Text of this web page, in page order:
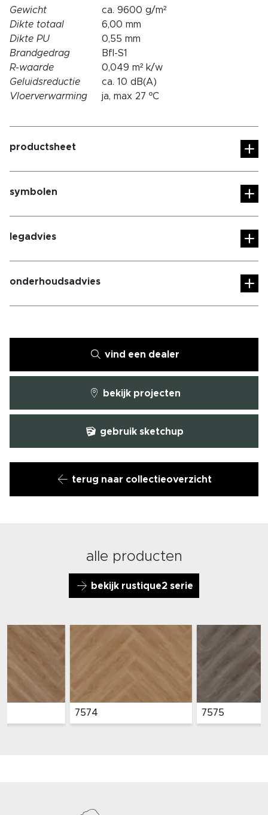
Gewicht
ca. 9600 g/m²
Dikte totaal
6,00 mm
Dikte PU
0,55 mm
Brandgedrag
Bfl-S1
R-waarde
0,049 m² k/w
Geluidsreductie
ca. 10 dB(A)
Vloerverwarming
ja, max 27 ºC
productsheet
symbolen
legadvies
onderhoudsadvies
terug naar collectieoverzicht
vind een dealer
bekijk projecten
gebruik sketchup
alle producten
bekijk rustique2 serie